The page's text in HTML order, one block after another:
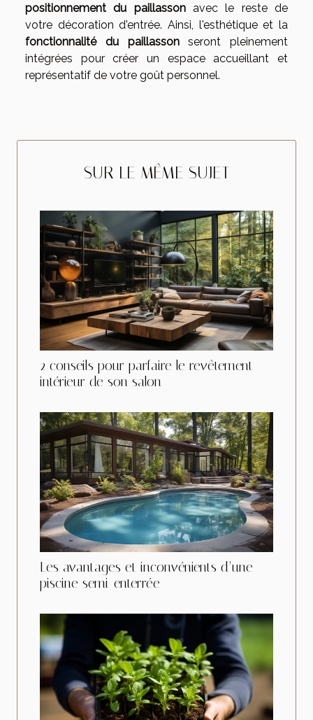
positionnement du paillassonavec le reste de
votre décoration d'entrée. Ainsi, l'esthétique et la
fonctionnalité du paillassonseront pleinement
intégrées pour créer un espace accueillant et
représentatif de votre goût personnel.
SUR LE MÊME SUJET
2 conseils pour parfaire le revêtement
intérieur de son salon
Les avantages et inconvénients d’une
piscine semi-enterrée